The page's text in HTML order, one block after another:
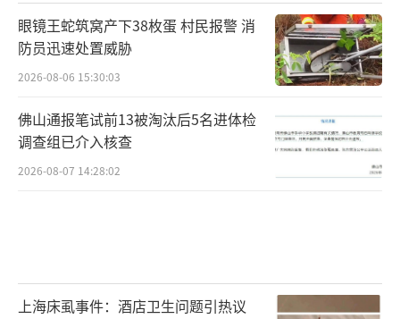
眼镜王蛇筑窝产下38枚蛋 村民报警 消
防员迅速处置威胁
2026-08-06 15:30:03
佛山通报笔试前13被淘汰后5名进体检
调查组已介入核查
2026-08-07 14:28:02
上海床虱事件：酒店卫生问题引热议